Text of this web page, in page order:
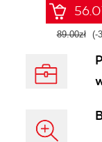
89.00zł (-